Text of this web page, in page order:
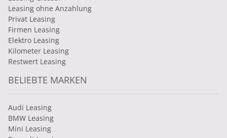
Leasing ohne Anzahlung
Privat Leasing
Firmen Leasing
Elektro Leasing
Kilometer Leasing
Restwert Leasing
BELIEBTE MARKEN
Audi Leasing
BMW Leasing
Mini Leasing